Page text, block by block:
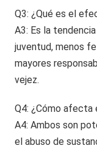
Q3: ¿Qué es el
A3: Es la
juventud, menos
mayores
vejez.
Q4: ¿Cómo
A4: Ambos son
el abuso de